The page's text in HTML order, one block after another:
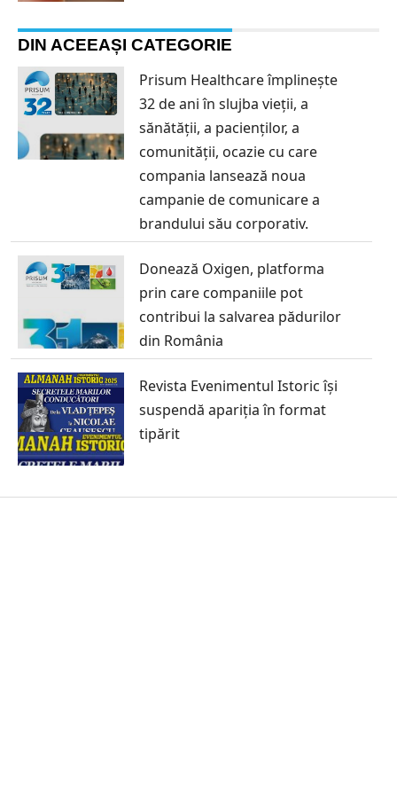
DIN ACEEAȘI CATEGORIE
Prisum Healthcare împlinește
32 de ani în slujba vieții, a
sănătății, a pacienților, a
comunității, ocazie cu care
compania lansează noua
campanie de comunicare a
brandului său corporativ.
Donează Oxigen, platforma
prin care companiile pot
contribui la salvarea pădurilor
din România
Revista Evenimentul Istoric își
suspendă apariția în format
tipărit